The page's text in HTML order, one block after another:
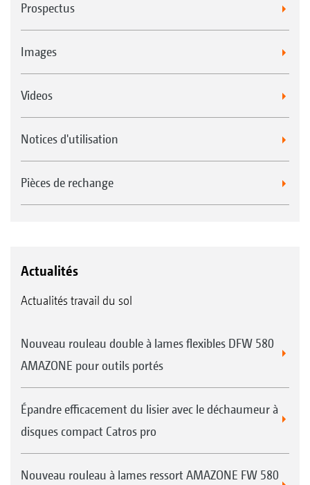
Prospectus
Images
Videos
Notices d'utilisation
Pièces de rechange
Actualités
Actualités travail du sol
Nouveau rouleau double à lames flexibles DFW 580
AMAZONE pour outils portés
Épandre efficacement du lisier avec le déchaumeur à
disques compact Catros pro
Nouveau rouleau à lames ressort AMAZONE FW 580